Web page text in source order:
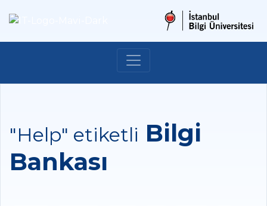
"Help" etiketli Bilgi
Bankası